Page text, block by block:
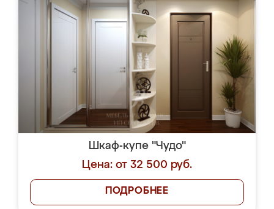
Шкаф-купе "Чудо"
Цена: от 32 500 руб.
ПОДРОБНЕЕ